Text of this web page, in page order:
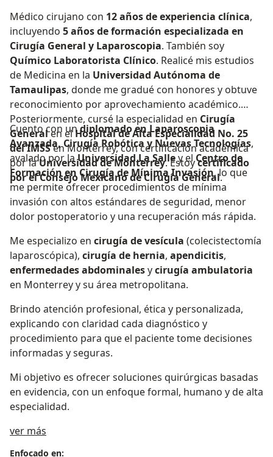
Médico cirujano con 12 años de experiencia clínica,
incluyendo 5 años de formación especializada en
Cirugía General y Laparoscopia. También soy
Químico Laboratorista Clínico. Realicé mis estudios
de Medicina en la Universidad Autónoma de
Tamaulipas, donde me gradué con honores y obtuve
reconocimiento por aprovechamiento académico.
Posteriormente, cursé la especialidad en Cirugía
Generalen elHospital de Alta Especialidad No. 25
del IMSSen Monterrey, con certificación académica
por laUniversidad de Monterrey. Estoycertificado
por el Consejo Mexicano de Cirugía General.
Cuento con undiplomado en Laparoscopia
Avanzada, Cirugía Robótica y Nuevas Tecnologías,
avalado por laUniversidad La Salley elCentro de
Formación en Cirugía de Mínima Invasión, lo que
me permite ofrecer procedimientos de mínima
invasión con altos estándares de seguridad, menor
dolor postoperatorio y una recuperación más rápida.
Me especializo en cirugía de vesícula (colecistectomía
laparoscópica), cirugía de hernia, apendicitis,
enfermedades abdominalesycirugía ambulatoria
en Monterrey y su área metropolitana.
Brindo atención profesional, ética y personalizada,
explicando con claridad cada diagnóstico y
procedimiento para que el paciente tome decisiones
informadas y seguras.
Mi objetivo es ofrecer soluciones quirúrgicas basadas
en evidencia, con un enfoque formal, humano y de alta
especialidad.
ver más
Enfocado en: